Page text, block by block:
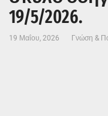
19/5/2026.
19 Μαΐου, 2026 Γνώση &